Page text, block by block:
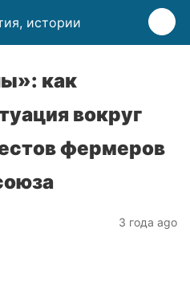
истории
как
вокруг
фермеров
3 года ago